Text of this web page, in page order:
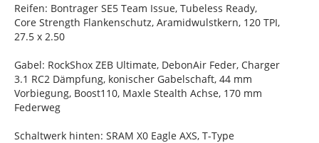
Reifen: Bontrager SE5 Team Issue, Tubeless Ready,
Core Strength Flankenschutz, Aramidwulstkern, 120 TPI,
27.5 x 2.50
Gabel: RockShox ZEB Ultimate, DebonAir Feder, Charger
3.1 RC2 Dämpfung, konischer Gabelschaft, 44 mm
Vorbiegung, Boost110, Maxle Stealth Achse, 170 mm
Federweg
Schaltwerk hinten: SRAM X0 Eagle AXS, T-Type